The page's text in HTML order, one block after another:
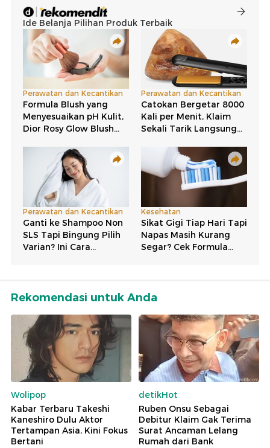
Rekomendasi untuk Anda
Wolipop
Kabar Terbaru Takeshi
Kaneshiro Dulu Aktor
Tertampan Asia, Kini Fokus
Bertani
detikHot
Ruben Onsu Sebagai
Debitur Klaim Gak Terima
Surat Ancaman Lelang
Rumah dari Bank